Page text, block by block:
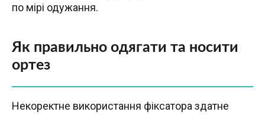
по мірі одужання.
Як правильно одягати та носити
ортез
Некоректне використання фіксатора здатне